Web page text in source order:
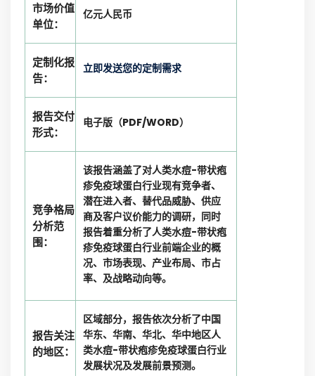
市场价值
单位：
亿元人民币
定制化报
告：
立即发送您的定制需求
报告交付
形式：
电子版（PDF/WORD）
竞争格局
分析范
围：
该报告涵盖了对人类水痘-带状疱
疹免疫球蛋白行业现有竞争者、
潜在进入者、替代品威胁、供应
商及客户议价能力的调研，同时
报告着重分析了人类水痘-带状疱
疹免疫球蛋白行业前端企业的概
况、市场表现、产业布局、市占
率、及战略动向等。
报告关注
的地区：
区域部分，报告依次分析了中国
华东、华南、华北、华中地区人
类水痘-带状疱疹免疫球蛋白行业
发展状况及发展前景预测。